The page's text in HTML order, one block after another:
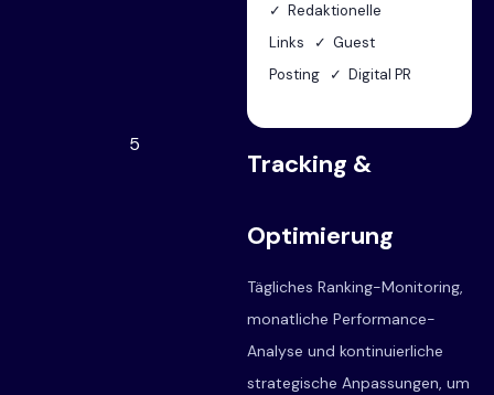
✓ Redaktionelle
Links ✓ Guest
Posting ✓ Digital PR
5
Tracking &
Optimierung
Tägliches Ranking-Monitoring,
monatliche Performance-
Analyse und kontinuierliche
strategische Anpassungen, um